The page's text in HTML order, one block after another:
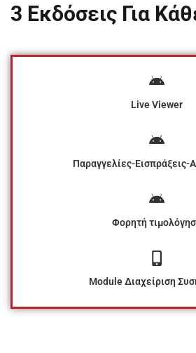
3 Εκδόσεις Για
Live Viewer
Παραγγελίες-Εισπράξεις-
Φορητή
Module Διαχείριση